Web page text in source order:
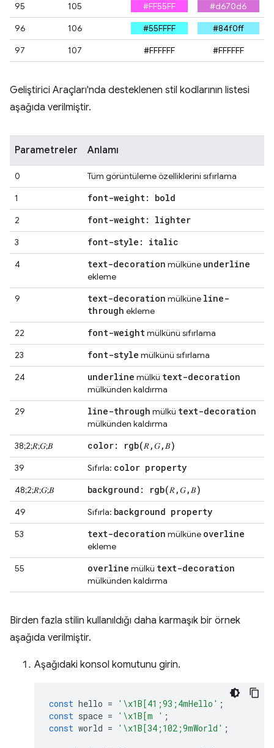
95
105 #FF55FF
#d670d6
96
106 #55FFFF
#84f0ff
97
107 #FFFFFF #FFFFFF
Geliştirici Araçları'nda desteklenen stil kodlarının listesi
aşağıda verilmiştir.
Parametreler Anlamı
0
Tüm görüntüleme özelliklerini sıfırlama
1
font-weight: bold
2 font-weight: lighter
3 font-style: italic
4 text-decoration mülküne underline
ekleme
9
text-decoration mülküne line-
through ekleme
22
font-weightmülkünü sıfırlama
23
font-style mülkünü sıfırlama
24
underline mülkü text-decoration
mülkünden kaldırma
29
line-through mülkü text-decoration
mülkünden kaldırma
38;2;𝑅;𝐺;𝐵
color: rgb(𝑅,𝐺,𝐵)
39 Sıfırla: color property
48;2;𝑅;𝐺;𝐵 background: rgb(𝑅,𝐺,𝐵)
49 Sıfırla: background property
53 text-decoration mülküne overline
ekleme
55
overline mülkü text-decoration
mülkünden kaldırma
Birden fazla stilin kullanıldığı daha karmaşık bir örnek
aşağıda verilmiştir.
Aşağıdaki konsol komutunu girin.
const hello = '\x1B[41;93;4mHello' ;
const space = '\x1B[m ' ;
const world = '\x1B[34;102;9mWorld' ;